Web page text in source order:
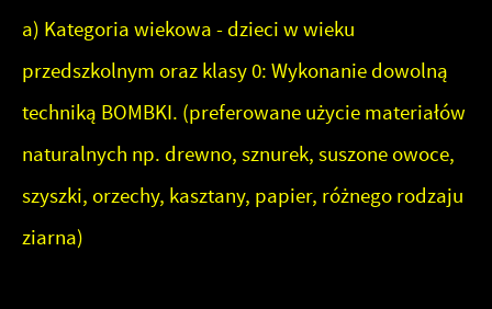
a) Kategoria wiekowa - dzieci w wieku
przedszkolnym oraz klasy 0: Wykonanie dowolną
techniką BOMBKI. (preferowane użycie materiałów
naturalnych np. drewno, sznurek, suszone owoce,
szyszki, orzechy, kasztany, papier, różnego rodzaju
ziarna)